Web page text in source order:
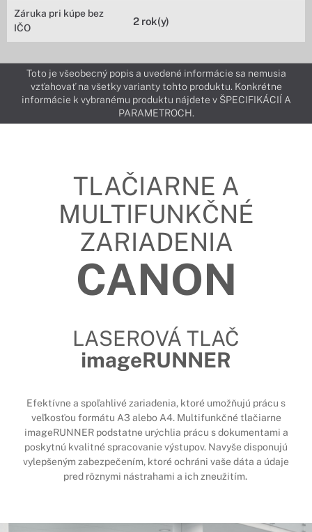
Záruka pri kúpe bez
IČO
2 rok(y)
Toto je všeobecný popis a uvedené informácie sa nemusia
vzťahovať na všetky varianty tohto produktu. Konkrétne
informácie k vybranému produktu nájdete v ŠPECIFIKÁCIÍ A
PARAMETROCH.
TLAČIARNE A
MULTIFUNKČNÉ
ZARIADENIA
CANON
LASEROVÁ TLAČ
imageRUNNER
Efektívne a spoľahlivé zariadenia, ktoré umožňujú prácu s
veľkosťou formátu A3 alebo A4. Multifunkčné tlačiarne
imageRUNNER podstatne urýchlia prácu s dokumentami a
poskytnú kvalitné spracovanie výstupov. Navyše disponujú
vylepšeným zabezpečením, ktoré ochráni vaše dáta a údaje
pred rôznymi nástrahami a ich zneužitím.